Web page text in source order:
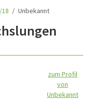
18 Unbekannt
zum Profil
von
Unbekannt